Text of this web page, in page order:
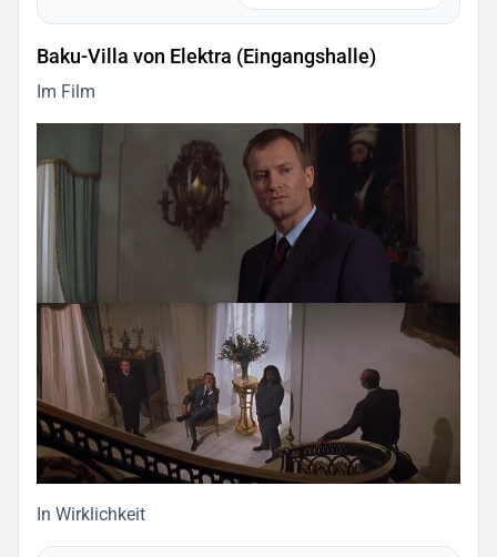
Baku-Villa von Elektra (Eingangshalle)
Im Film
In Wirklichkeit